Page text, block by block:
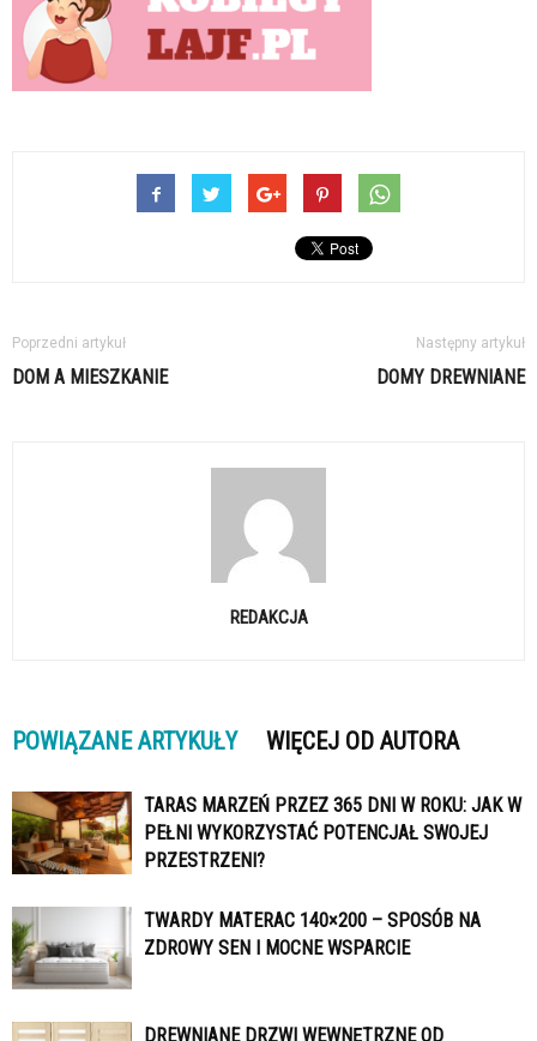
Poprzedni artykuł
DOM A MIESZKANIE
Następny artykuł
DOMY DREWNIANE
REDAKCJA
POWIĄZANE ARTYKUŁY WIĘCEJ OD AUTORA
TARAS MARZEŃ PRZEZ 365 DNI W ROKU: JAK W
PEŁNI WYKORZYSTAĆ POTENCJAŁ SWOJEJ
PRZESTRZENI?
TWARDY MATERAC 140×200 – SPOSÓB NA
ZDROWY SEN I MOCNE WSPARCIE
DREWNIANE DRZWI WEWNĘTRZNE OD